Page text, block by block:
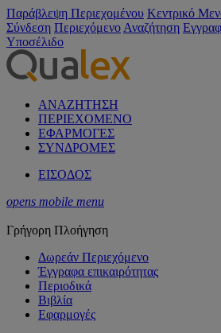
Παράβλεψη Περιεχομένου Κεντρικό
Σύνδεση Περιεχόμενο Αναζήτηση
Υποσέλιδο
ΑΝΑΖΗΤΗΣΗ
ΠΕΡΙΕΧΟΜΕΝΟ
ΕΦΑΡΜΟΓΕΣ
ΣΥΝΔΡΟΜΕΣ
ΕΙΣΟΔΟΣ
opens mobile menu
Γρήγορη Πλοήγηση
Δωρεάν Περιεχόμενο
Έγγραφα επικαιρότητας
Περιοδικά
Βιβλία
Εφαρμογές